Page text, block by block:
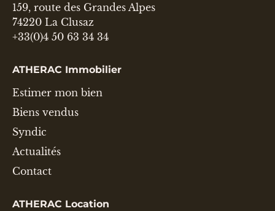
159, route des Grandes Alpes
74220 La Clusaz
+33(0)4 50 63 34 34
ATHERAC Immobilier
Estimer mon bien
Biens vendus
Syndic
Actualités
Contact
ATHERAC Location